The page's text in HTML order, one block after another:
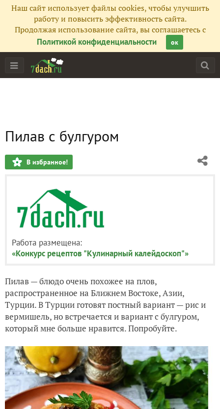
Наш сайт использует файлы cookies, чтобы улучшить
работу и повысить эффективность сайта.
Продолжая использование сайта, вы соглашаетесь с
Политикой конфиденциальности
ок
Пилав с булгуром
В избранное!
Работа размещена:
«Конкурс рецептов "Кулинарный калейдоскоп"»
Пилав — блюдо очень похожее на плов,
распространенное на Ближнем Востоке, Азии,
Турции. В Турции готовят постный вариант — рис и
вермишель, но встречается и вариант с булгуром,
который мне больше нравится. Попробуйте.